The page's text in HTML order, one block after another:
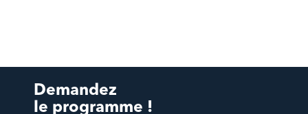
Demandez
le programme !